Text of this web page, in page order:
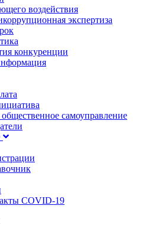
воздействия
экспертиза
конкуренции
самоуправление
COVID-19